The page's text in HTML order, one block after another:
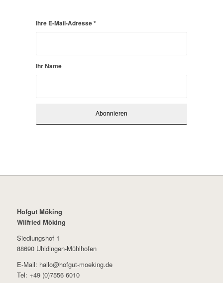
Ihre E-Mail-Adresse*
Ihr Name
Hofgut Möking
Wilfried Möking
Siedlungshof 1
88690 Uhldingen-Mühlhofen
E-Mail: hallo@hofgut-moeking.de
Tel: +49 (0)7556 6010